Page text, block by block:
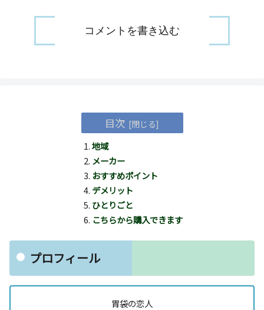
コメントを書き込む
目次
地域
メーカー
おすすめポイント
デメリット
ひとりごと
こちらから購入できます
プロフィール
胃袋の恋人